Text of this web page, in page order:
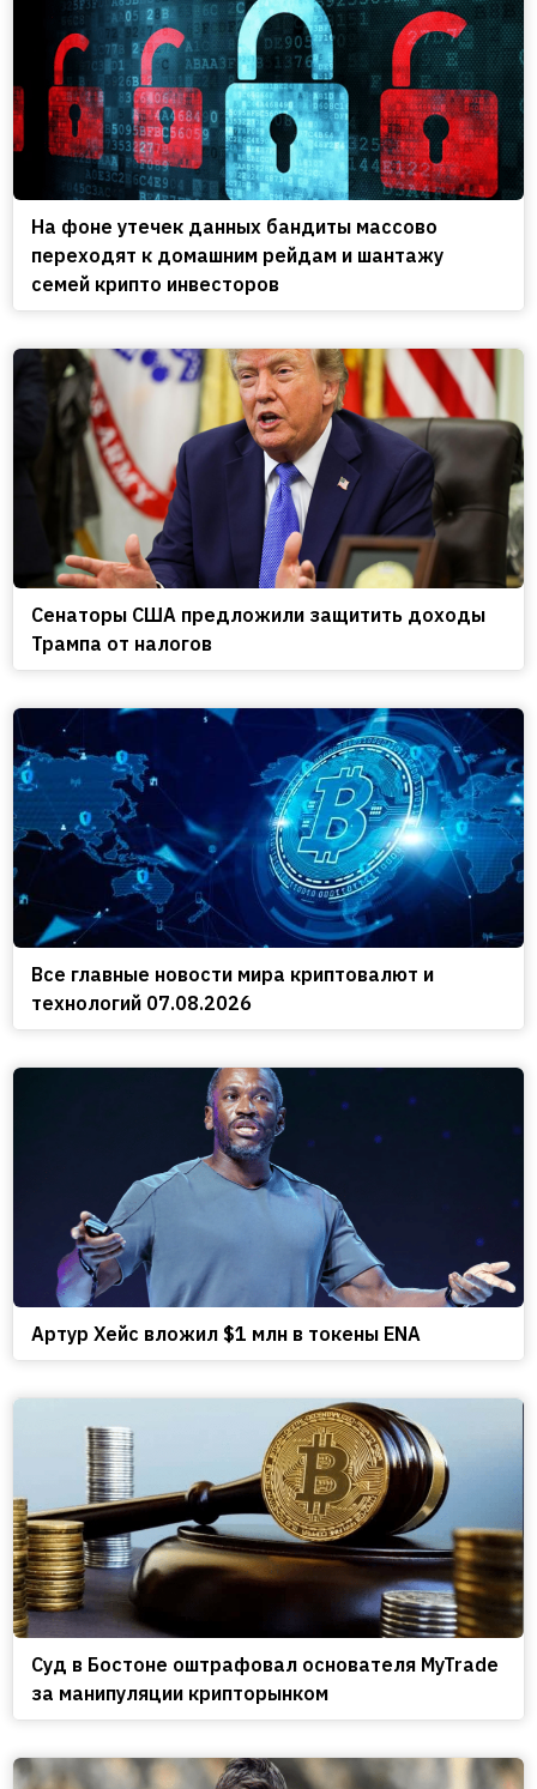
На фоне утечек данных бандиты массово
переходят к домашним рейдам и шантажу
семей крипто инвесторов
Сенаторы США предложили защитить доходы
Трампа от налогов
Все главные новости мира криптовалют и
технологий 07.08.2026
Артур Хейс вложил $1 млн в токены ENA
Cуд в Бостоне оштрафовал основателя MyTrade
за манипуляции крипторынком